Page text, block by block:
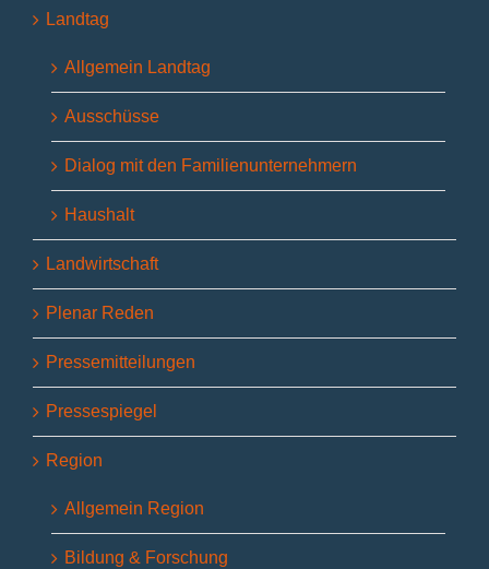
Landtag
Allgemein Landtag
Ausschüsse
Dialog mit den Familienunternehmern
Haushalt
Landwirtschaft
Plenar Reden
Pressemitteilungen
Pressespiegel
Region
Allgemein Region
Bildung & Forschung